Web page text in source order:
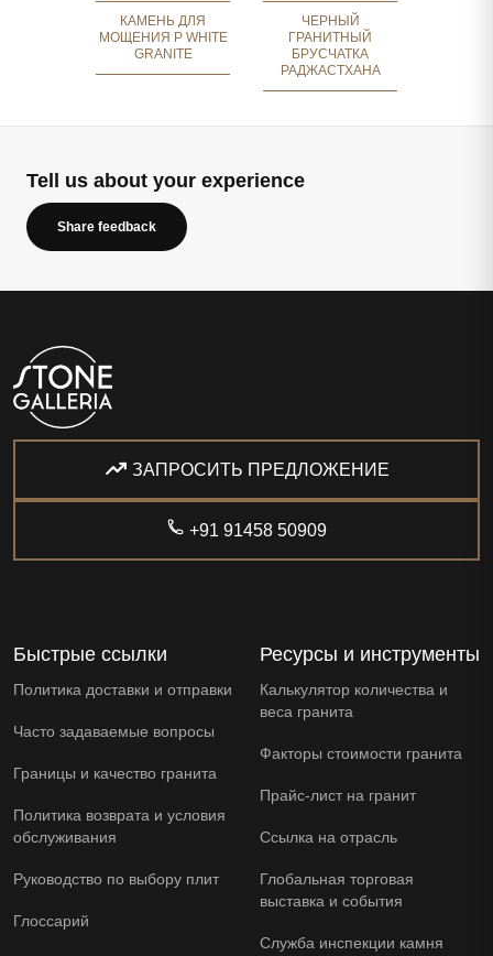
КАМЕНЬ ДЛЯ
МОЩЕНИЯ P WHITE
GRANITE
ЧЕРНЫЙ
ГРАНИТНЫЙ
БРУСЧАТКА
РАДЖАСТХАНА
Tell us about your experience
Share feedback
ЗАПРОСИТЬ ПРЕДЛОЖЕНИЕ
+91 91458 50909
Быстрые ссылки
Политика доставки и отправки
Часто задаваемые вопросы
Границы и качество гранита
Политика возврата и условия
обслуживания
Руководство по выбору плит
Глоссарий
Ресурсы и инструменты
Калькулятор количества и
веса гранита
Факторы стоимости гранита
Прайс-лист на гранит
Ссылка на отрасль
Глобальная торговая
выставка и события
Служба инспекции камня